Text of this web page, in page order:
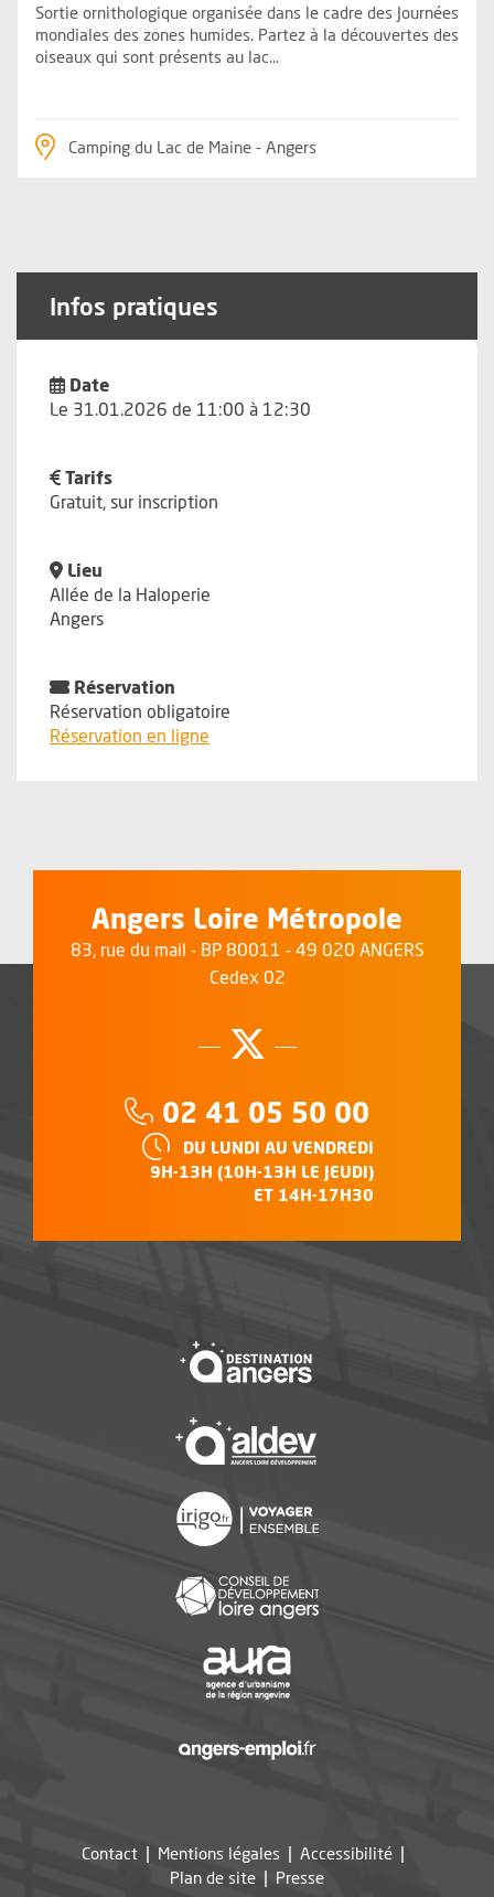
Sortie ornithologique organisée dans le cadre des Journées
mondiales des zones humides. Partez à la découvertes des
oiseaux qui sont présents au lac...
Camping du Lac de Maine - Angers
Infos pratiques
Date
Le 31.01.2026 de 11:00 à 12:30
Tarifs
Gratuit, sur inscription
Lieu
Allée de la Haloperie
Angers
Réservation
Réservation obligatoire
Réservation en ligne
Angers Loire Métropole
83, rue du mail - BP 80011 - 49 020 ANGERS
Cedex 02
Suivez-nous
, Ouvre une
Téléphone :
02 41 05 50 00
HORAIRES :
DU LUNDI AU VENDREDI
9H-13H (10H-13H LE JEUDI)
ET 14H-17H30
Contact Mentions légales
Accessibilité
Plan de site
Presse, Ouvre une nouvelle